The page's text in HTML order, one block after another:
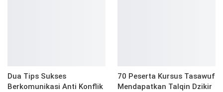
Dua Tips Sukses
Berkomunikasi Anti Konflik
70 Peserta Kursus Tasawuf
Mendapatkan Talqin Dzikir